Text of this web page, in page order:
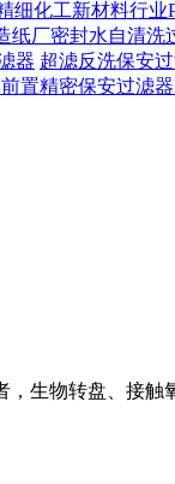
细化工新材料行业
纸厂密封水自清洗
器 超滤反洗保安
置精密保安过滤
生物转盘、接触